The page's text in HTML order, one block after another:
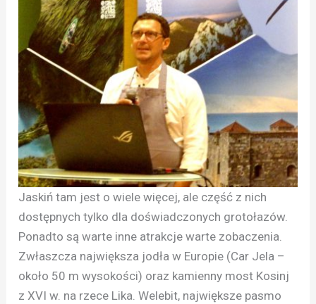
Jaskiń tam jest o wiele więcej, ale część z nich
dostępnych tylko dla doświadczonych grotołazów.
Ponadto są warte inne atrakcje warte zobaczenia.
Zwłaszcza największa jodła w Europie (Car Jela –
około 50 m wysokości) oraz kamienny most Kosinj
z XVI w. na rzece Lika. Welebit, największe pasmo